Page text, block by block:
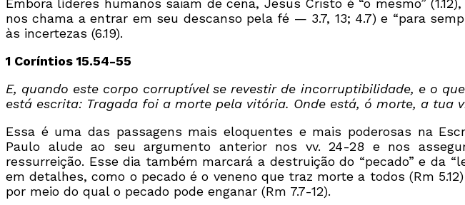
nos chama a entrar em seu descanso pela fé — 3.7, 13; 4.7) e “para
às incertezas (6.19).
1 Coríntios 15.54-55
E, quando este corpo corruptível se revestir de incorruptibilidade, e o
está escrita: Tragada foi a morte pela vitória. Onde está, ó morte, a tua
Essa é uma das passagens mais eloquentes e mais poderosas na
Paulo alude ao seu argumento anterior nos vv. 24-28 e nos
ressurreição. Esse dia também marcará a destruição do “pecado” e da
em detalhes, como o pecado é o veneno que traz morte a todos (Rm
por meio do qual o pecado pode enganar (Rm 7.7-12).